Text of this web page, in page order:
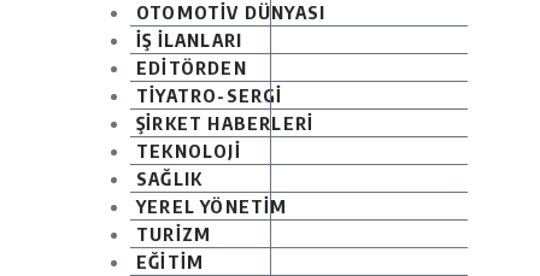
OTOMOTİV DÜNYASI
İŞ İLANLARI
EDİTÖRDEN
TİYATRO-SERGİ
ŞİRKET HABERLERİ
TEKNOLOJİ
SAĞLIK
YEREL YÖNETİM
TURİZM
EĞİTİM